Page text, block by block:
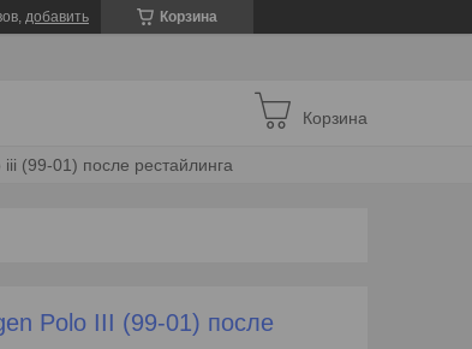
Корзина
добавить
Корзина
(99-01) после рестайлинга
Polo III (99-01) после